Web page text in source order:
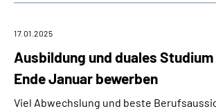
Ausbildung und duales Studium
Ende Januar bewerben
17.01.2025
Viel Abwechslung und beste